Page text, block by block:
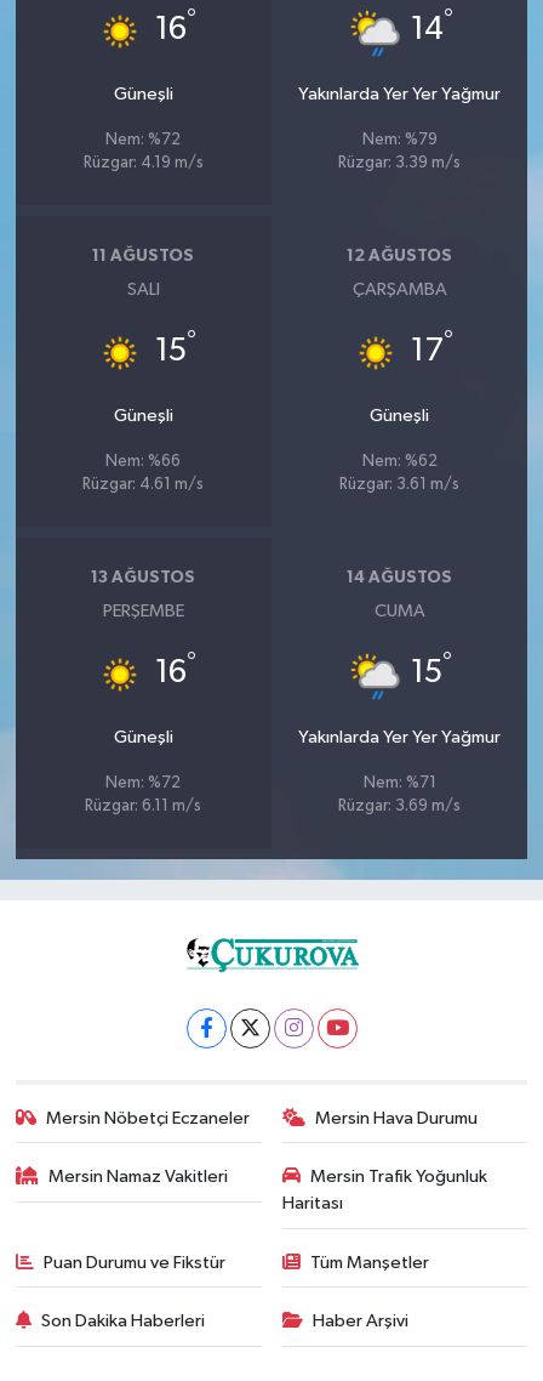
16°
Güneşli
Nem: %72
Rüzgar: 4.19 m/s
14°
Yakınlarda Yer Yer Yağmur
Nem: %79
Rüzgar: 3.39 m/s
11 AĞUSTOS
SALI
15°
Güneşli
Nem: %66
Rüzgar: 4.61 m/s
12 AĞUSTOS
ÇARŞAMBA
17°
Güneşli
Nem: %62
Rüzgar: 3.61 m/s
13 AĞUSTOS
PERŞEMBE
16°
Güneşli
Nem: %72
Rüzgar: 6.11 m/s
14 AĞUSTOS
CUMA
15°
Yakınlarda Yer Yer Yağmur
Nem: %71
Rüzgar: 3.69 m/s
Mersin Nöbetçi Eczaneler Mersin Hava Durumu
Mersin Namaz Vakitleri
Mersin Trafik Yoğunluk
Haritası
Puan Durumu ve Fikstür Tüm Manşetler
Son Dakika Haberleri Haber Arşivi